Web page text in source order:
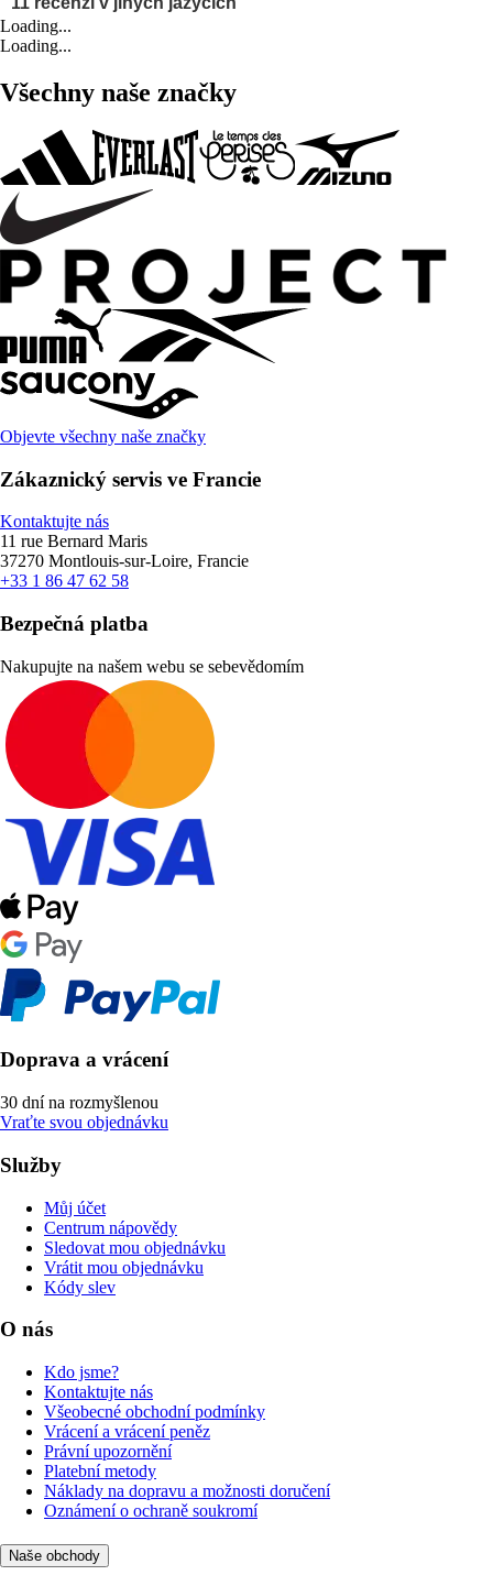
Loading...
Loading...
Všechny naše značky
Objevte všechny naše značky
Zákaznický servis ve Francie
Kontaktujte nás
11 rue Bernard Maris
37270 Montlouis-sur-Loire, Francie
+33 1 86 47 62 58
Bezpečná platba
Nakupujte na našem webu se sebevědomím
Doprava a vrácení
30 dní na rozmyšlenou
Vraťte svou objednávku
Služby
Můj účet
Centrum nápovědy
Sledovat mou objednávku
Vrátit mou objednávku
Kódy slev
O nás
Kdo jsme?
Kontaktujte nás
Všeobecné obchodní podmínky
Vrácení a vrácení peněz
Právní upozornění
Platební metody
Náklady na dopravu a možnosti doručení
Oznámení o ochraně soukromí
Naše obchody